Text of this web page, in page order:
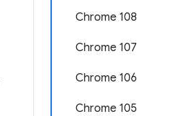
Chrome 108
Chrome 107
Chrome 106
Chrome 105